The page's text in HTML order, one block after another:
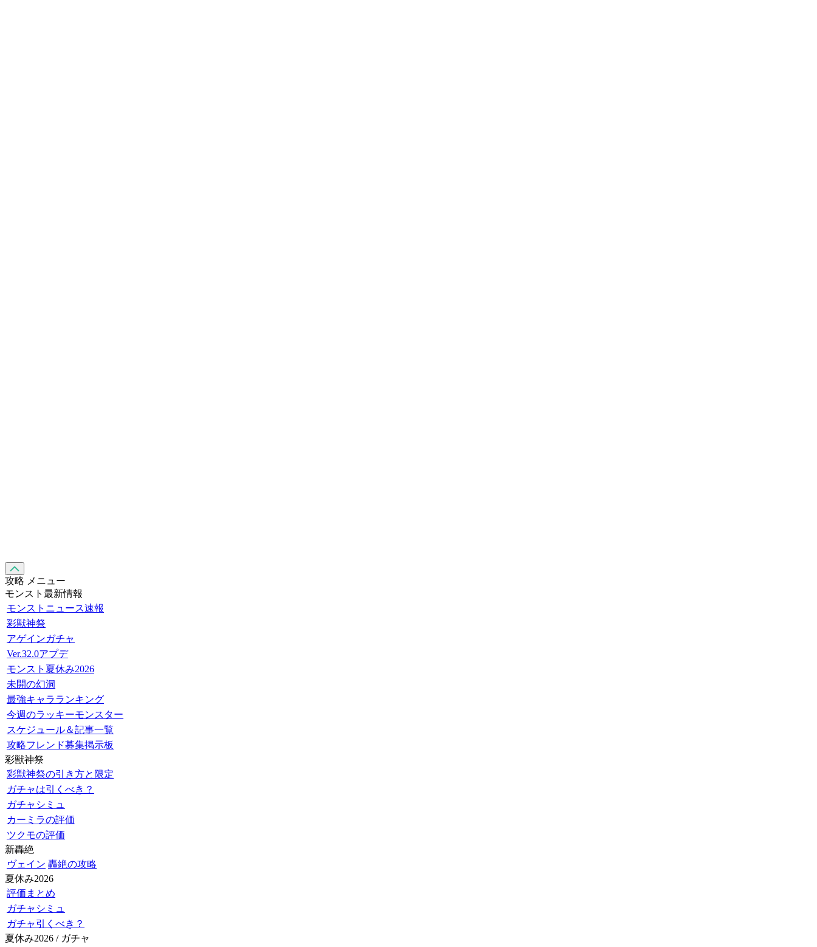
攻略 メニュー
モンスト最新情報
モンストニュース速報
彩獣神祭
アゲインガチャ
Ver.32.0アプデ
モンスト夏休み2026
未開の幻洞
最強キャラランキング
今週のラッキーモンスター
スケジュール＆記事一覧
攻略フレンド募集掲示板
彩獣神祭
彩獣神祭の引き方と限定
ガチャは引くべき？
ガチャシミュ
カーミラの評価
ツクモの評価
新轟絶
ヴェイン 轟絶の攻略
夏休み2026
評価まとめ
ガチャシミュ
ガチャ引くべき？
夏休み2026 / ガチャ